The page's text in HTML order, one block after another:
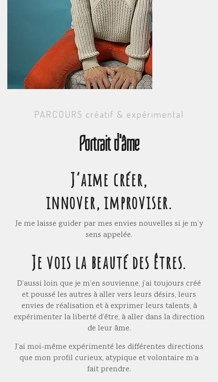
PARCOURS créatif & expérimental
Portrait d'âme
J’aime créer,
innover, improviser.
Je me laisse guider par mes envies nouvelles si je m’y
sens appelée.
Je vois la beauté des êtres.
D’aussi loin que je m’en souvienne, j’ai toujours créé
et poussé les autres à aller vers leurs désirs, leurs
envies de réalisation et à exprimer leurs talents, à
expérimenter la liberté d’être, à aller dans la direction
de leur âme.
J’ai moi-même expérimenté les différentes directions
que mon profil curieux, atypique et volontaire m’a
fait prendre.